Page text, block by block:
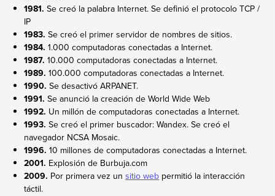
1981. Se creó la palabra Internet. Se definió el protocolo TCP /
IP
1983. Se creó el primer servidor de nombres de sitios.
1984. 1.000 computadoras conectadas a Internet.
1987. 10.000 computadoras conectadas a Internet.
1989. 100.000 computadoras conectadas a Internet.
1990. Se desactivó ARPANET.
1991. Se anunció la creación de World Wide Web
1992. Un millón de computadoras conectadas a Internet.
1993. Se creó el primer buscador: Wandex. Se creó el
navegador NCSA Mosaic.
1996. 10 millones de computadoras conectadas a Internet.
2001. Explosión de Burbuja.com
2009. Por primera vez unsitio web permitió la interacción
táctil.